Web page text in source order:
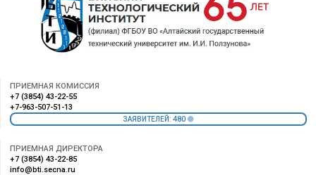
ПРИЕМНАЯ КОМИССИЯ
+7 (3854) 43-22-55
+7-963-507-51-13
ЗАЯВИТЕЛЕЙ: 480
ПРИЕМНАЯ ДИРЕКТОРА
+7 (3854) 43-22-85
info@bti.secna.ru